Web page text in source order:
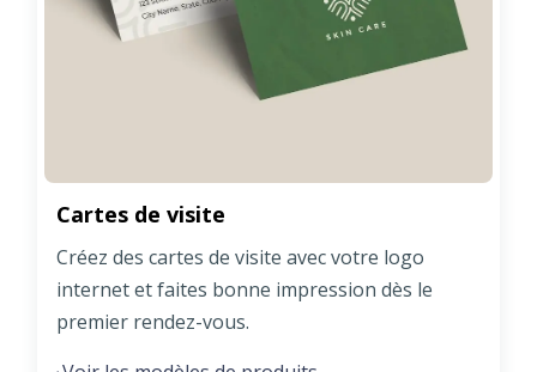
Cartes de visite
Créez des cartes de visite avec votre logo
internet et faites bonne impression dès le
premier rendez-vous.